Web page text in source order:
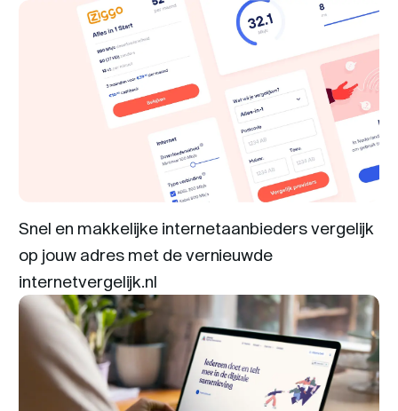
Snel en makkelijke internetaanbieders vergelijk
op jouw adres met de vernieuwde
internetvergelijk.nl